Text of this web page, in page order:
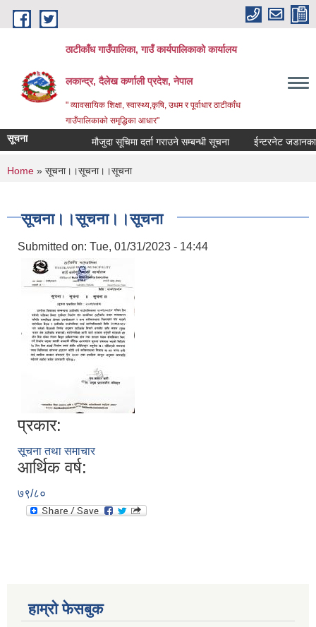
Skip to main content
ठाटीकाँध गाउँपालिका, गाउँ कार्यपालिकाको कार्यालय
लकान्द्र, दैलेख कर्णाली प्रदेश, नेपाल
" व्यावसायिक शिक्षा, स्वास्थ्य,कृषि, उधम र पूर्वाधार ठाटीकाँध
गाउँपालिकाको समृद्धिका आधार"
सूचना मौजुदा सूचिमा दर्ता गराउने सम्बन्धी सूचना ईन्टरनेट जडानका
You are here
Home » सूचना।।सूचना।।सूचना
सूचना।।सूचना।।सूचना
Submitted on: Tue, 01/31/2023 - 14:44
प्रकार:
सूचना तथा समाचार
आर्थिक वर्ष:
७९/८०
हाम्रो फेसबुक